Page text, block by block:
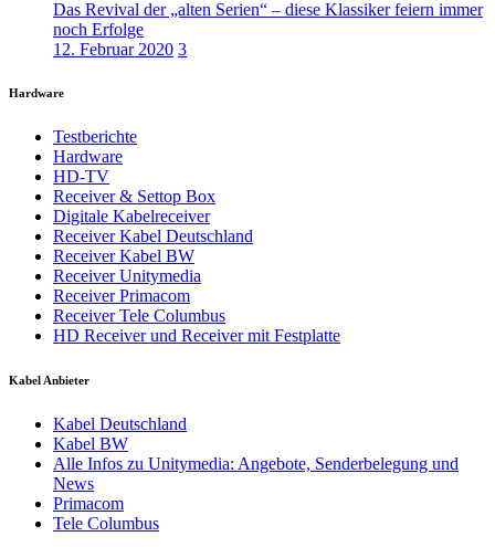
Das Revival der „alten Serien“ – diese Klassiker feiern immer
noch Erfolge
12. Februar 2020 3
Hardware
Testberichte
Hardware
HD-TV
Receiver & Settop Box
Digitale Kabelreceiver
Receiver Kabel Deutschland
Receiver Kabel BW
Receiver Unitymedia
Receiver Primacom
Receiver Tele Columbus
HD Receiver und Receiver mit Festplatte
Kabel Anbieter
Kabel Deutschland
Kabel BW
Alle Infos zu Unitymedia: Angebote, Senderbelegung und
News
Primacom
Tele Columbus